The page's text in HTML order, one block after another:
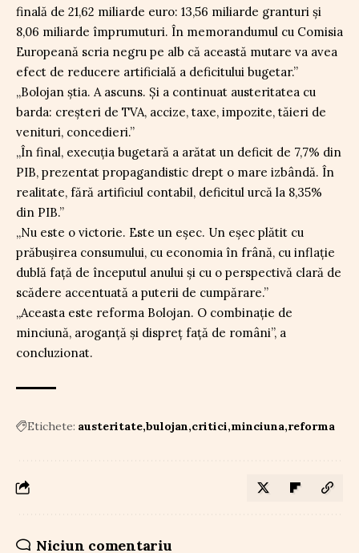
finală de 21,62 miliarde euro: 13,56 miliarde granturi și
8,06 miliarde împrumuturi. În memorandumul cu Comisia
Europeană scria negru pe alb că această mutare va avea
efect de reducere artificială a deficitului bugetar.”
„Bolojan știa. A ascuns. Și a continuat austeritatea cu
barda: creșteri de TVA, accize, taxe, impozite, tăieri de
venituri, concedieri.”
„În final, execuția bugetară a arătat un deficit de 7,7% din
PIB, prezentat propagandistic drept o mare izbândă. În
realitate, fără artificiul contabil, deficitul urcă la 8,35%
din PIB.”
„Nu este o victorie. Este un eșec. Un eșec plătit cu
prăbușirea consumului, cu economia în frână, cu inflație
dublă față de începutul anului și cu o perspectivă clară de
scădere accentuată a puterii de cumpărare.”
„Aceasta este reforma Bolojan. O combinație de
minciună, aroganță și dispreț față de români”, a
concluzionat.
Etichete: austeritate bulojan critici minciuna reforma
Niciun comentariu